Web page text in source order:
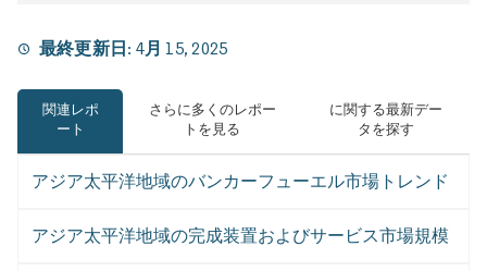
最終更新日: 4月 15, 2025
関連レポ
ート
さらに多くのレポー
トを見る
に関する最新デー
タを探す
アジア太平洋地域のバンカーフューエル市場トレンド
アジア太平洋地域の完成装置およびサービス市場規模